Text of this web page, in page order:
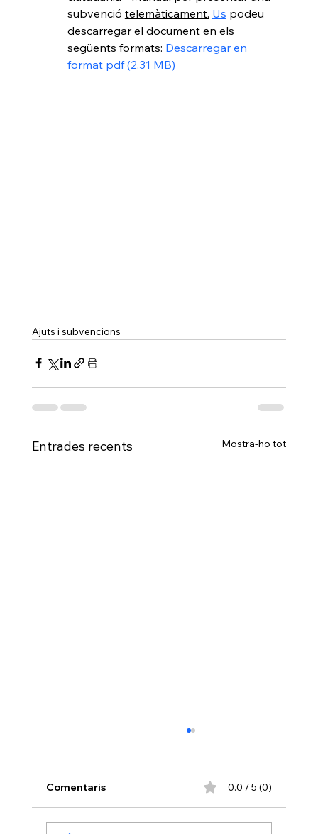
subvenció telemàticament. Us podeu
descarregar el document en els
següents formats: Descarregar en
format pdf (2.31 MB)
Ajuts i subvencions
Entrades recents Mostra-ho tot
Comentaris 0.0 / 5 (0)